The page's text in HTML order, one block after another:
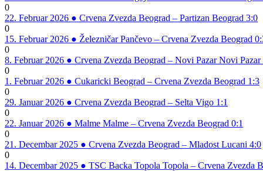
0
22. Februar 2026 ● Crvena Zvezda Beograd – Partizan Beograd 3:0
0
15. Februar 2026 ● Železničar Pančevo – Crvena Zvezda Beograd
0
8. Februar 2026 ● Crvena Zvezda Beograd – Novi Pazar Novi Pazar
0
1. Februar 2026 ● Cukaricki Beograd – Crvena Zvezda Beograd 1:3
0
29. Januar 2026 ● Crvena Zvezda Beograd – Selta Vigo 1:1
0
22. Januar 2026 ● Malme Malme – Crvena Zvezda Beograd 0:1
0
21. Decembar 2025 ● Crvena Zvezda Beograd – Mladost Lucani 4:0
0
14. Decembar 2025 ● TSC Backa Topola Topola – Crvena Zvezda